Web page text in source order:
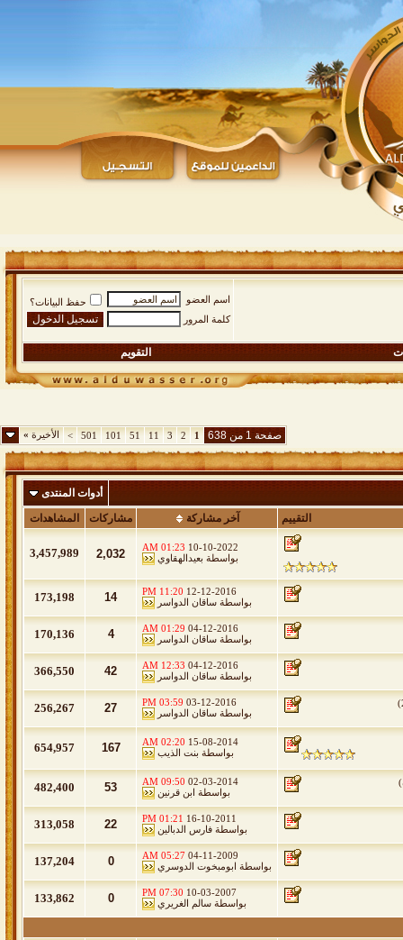
اسم العضو
حفظ البيانات؟
كلمة المرور
التقويم
صفحة 1 من 638 1
2
3
11
51
101
501
> الأخيرة»
أدوات المنتدى
التقييم
آخر مشاركة مشاركات المشاهدات
10-10-2022
01:23 AM
بواسطة بعيدالهقاوي 2,032
3,457,989
12-12-2016
11:20 PM
بواسطة ساقان الدواسر 14
173,198
04-12-2016
01:29 AM
بواسطة ساقان الدواسر 4
170,136
04-12-2016
12:33 AM
بواسطة ساقان الدواسر 42
366,550
)
03-12-2016
03:59 PM
بواسطة ساقان الدواسر 27
256,267
15-08-2014
02:20 AM
بواسطة بنت الذيب 167
654,957
)
02-03-2014
09:50 AM
بواسطة ابن قرنين 53
482,400
16-10-2011
01:21 PM
بواسطة فارس الدبالين 22
313,058
04-11-2009
05:27 AM
بواسطة ابومبخوت الدوسري 0
137,204
10-03-2007
07:30 PM
بواسطة سالم الغريري 0
133,862